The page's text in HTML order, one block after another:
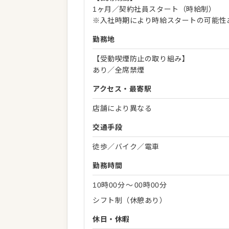
1ヶ月／契約社員スタート（時給制）
※入社時期により時給スタートの可能性
勤務地
【受動喫煙防止の取り組み】
あり／全席禁煙
アクセス・最寄駅
店舗により異なる
交通手段
徒歩／バイク／電車
勤務時間
10時00分〜00時00分
シフト制（休憩あり）
休日・休暇